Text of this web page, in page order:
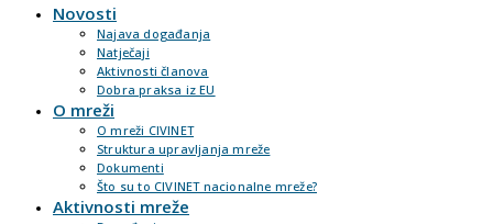
Novosti
Najava događanja
Natječaji
Aktivnosti članova
Dobra praksa iz EU
O mreži
O mreži CIVINET
Struktura upravljanja mreže
Dokumenti
Što su to CIVINET nacionalne mreže?
Aktivnosti mreže